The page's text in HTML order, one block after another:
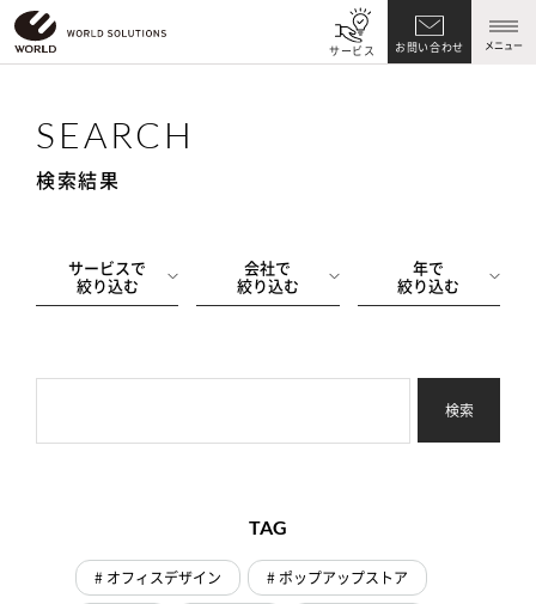
サービス お問い合わせ メニュー
SEARCH
検索結果
サービスで
絞り込む
会社で
絞り込む
年で
絞り込む
検索
TAG
# オフィスデザイン
# ポップアップストア